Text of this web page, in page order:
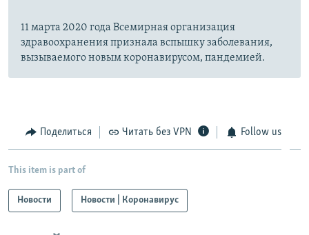
11 марта 2020 года Всемирная организация
здравоохранения признала вспышку заболевания,
вызываемого новым коронавирусом, пандемией.
Поделиться Читать без VPN Follow us
This item is part of
Новости Новости | Коронавирус